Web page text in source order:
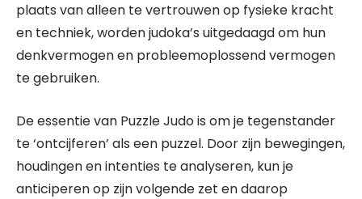
plaats van alleen te vertrouwen op fysieke kracht
en techniek, worden judoka’s uitgedaagd om hun
denkvermogen en probleemoplossend vermogen
te gebruiken.
De essentie van Puzzle Judo is om je tegenstander
te ‘ontcijferen’ als een puzzel. Door zijn bewegingen,
houdingen en intenties te analyseren, kun je
anticiperen op zijn volgende zet en daarop